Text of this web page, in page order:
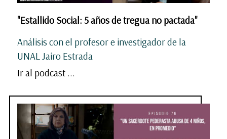
"Estallido Social: 5 años de tregua no pactada"
Análisis con el profesor e investigador de la
UNAL Jairo Estrada
Ir al podcast ...